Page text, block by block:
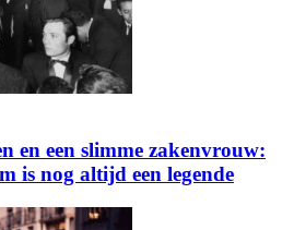
en een slimme zakenvrouw:
is nog altijd een legende